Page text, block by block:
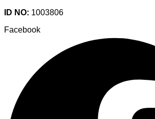
ID NO: 1003806
Facebook